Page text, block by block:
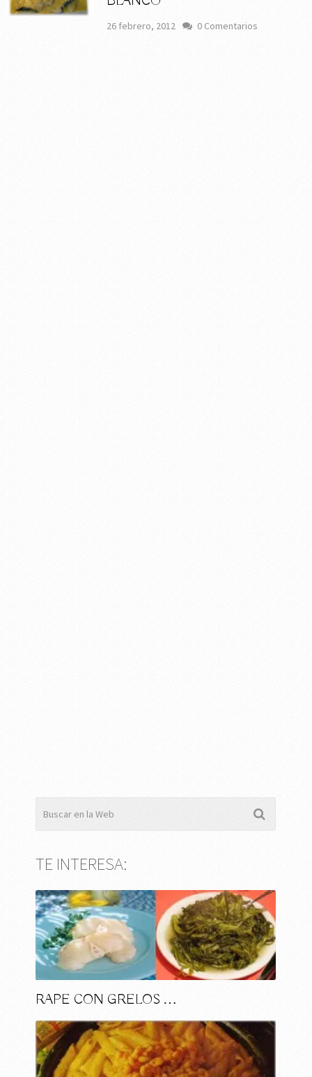
26 febrero, 2012 0 Comentarios
TE INTERESA:
RAPE CON GRELOS …